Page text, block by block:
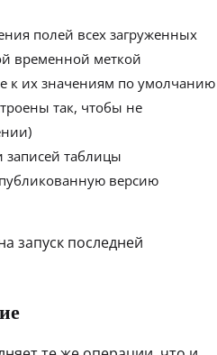
полей всех загруженных
временной меткой
к их значениям по умолчанию
так, чтобы не
записей таблицы
версию
запуск последней